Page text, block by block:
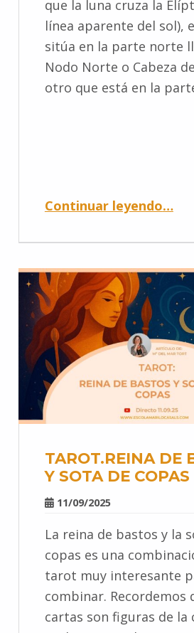
que la luna cruza la
línea aparente del sol),
sitúa en la parte norte
Nodo Norte o Cabeza
otro que está en la
Continuar leyendo…
TAROT.REINA DE
Y SOTA DE COPAS
11/09/2025
La reina de bastos y la
copas es una
tarot muy interesante
combinar. Recordemos
cartas son figuras de la